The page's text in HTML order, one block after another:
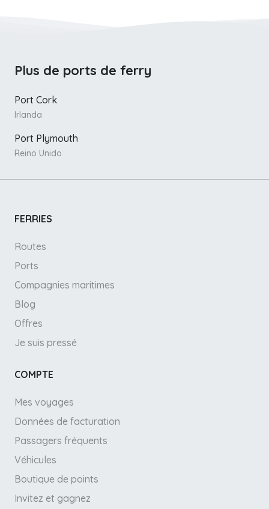
Plus de ports de ferry
Port Cork
Irlanda
Port Plymouth
Reino Unido
FERRIES
Routes
Ports
Compagnies maritimes
Blog
Offres
Je suis pressé
COMPTE
Mes voyages
Données de facturation
Passagers fréquents
Véhicules
Boutique de points
Invitez et gagnez